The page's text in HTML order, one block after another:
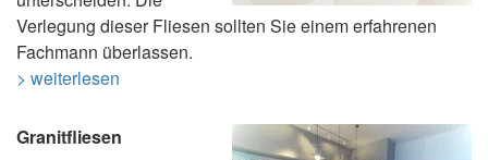
Verlegung dieser Fliesen sollten Sie einem erfahrenen
Fachmann überlassen.
> weiterlesen
Granitfliesen